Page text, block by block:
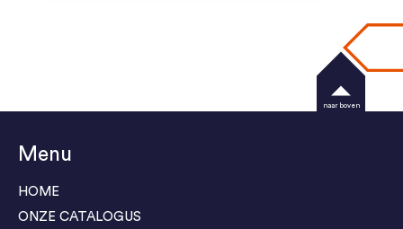
Menu
HOME
ONZE CATALOGUS
naar boven